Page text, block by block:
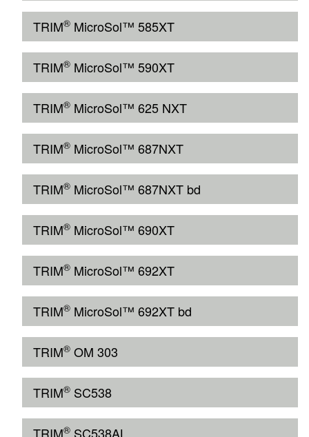
TRIM® MicroSol™ 585XT
TRIM® MicroSol™ 590XT
TRIM® MicroSol™ 625 NXT
TRIM® MicroSol™ 687NXT
TRIM® MicroSol™ 687NXT bd
TRIM® MicroSol™ 690XT
TRIM® MicroSol™ 692XT
TRIM® MicroSol™ 692XT bd
TRIM® OM 303
TRIM® SC538
TRIM® SC538AL